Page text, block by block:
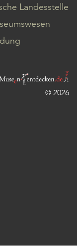
Landesstelle
© 2026